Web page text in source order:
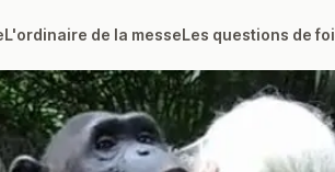
L'ordinaire de la messeLes questions de foi